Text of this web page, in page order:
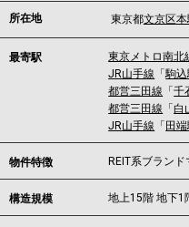
所在地 東京都文京区本
最寄駅 東京メトロ南北
JR山手線 「駒込
都営三田線 「千
都営三田線 「 白
JR山手線 「 田
物件特徴 REIT系ブラン
構造規模 地上15階 地下1